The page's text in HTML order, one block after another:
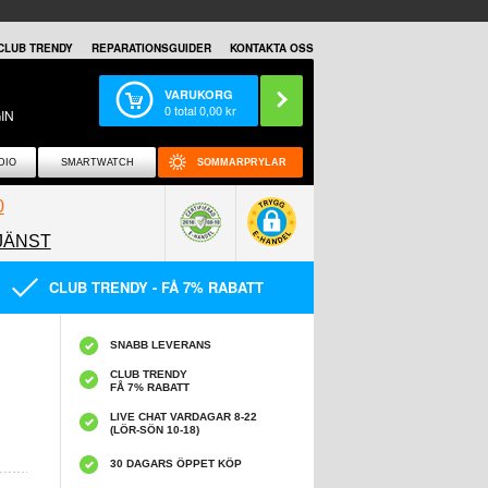
TRENDY REPARATIONSGUIDER KONTAKTA OSS
VARUKORG
0total0,00kr
SMARTWATCH SOMMARPRYLAR
CLUB TRENDY - FÅ 7% RABATT
SNABB LEVERANS
CLUB TRENDY
FÅ 7% RABATT
LIVE CHAT VARDAGAR 8-22
(LÖR-SÖN 10-18)
30 DAGARS ÖPPET KÖP